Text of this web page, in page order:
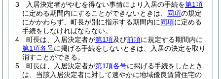
3
入居決定者がやむを得ない事情により入居の手続を第1項
に定める期間内にすることができないときは、 同項の規定
にかかわらず、町長が別に指示する期間内に同項に定める
手続をしなければならない。
4
町長は、入居決定者が第1項及び前項に規定する期間内に
第1項各号に掲げる手続をしないときは、入居の決定を取り
消すことができる。
5
町長は、入居決定者が第1項各号に掲げる手続をしたとき
は、当該入居決定者に対して速やかに地域優良賃貸住宅の